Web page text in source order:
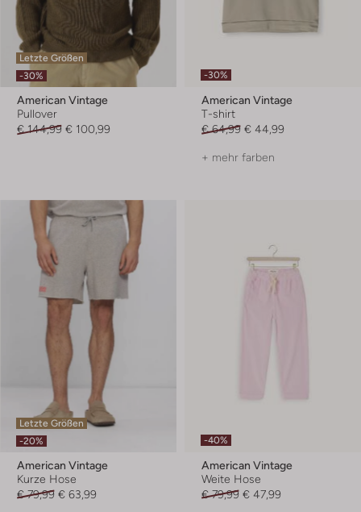
Letzte Größen
-30%
American Vintage
Pullover
€ 144,99 € 100,99
-30%
American Vintage
T-shirt
€ 64,99 € 44,99
+ mehr farben
Letzte Größen
-20%
American Vintage
Kurze Hose
€ 79,99 € 63,99
-40%
American Vintage
Weite Hose
€ 79,99 € 47,99